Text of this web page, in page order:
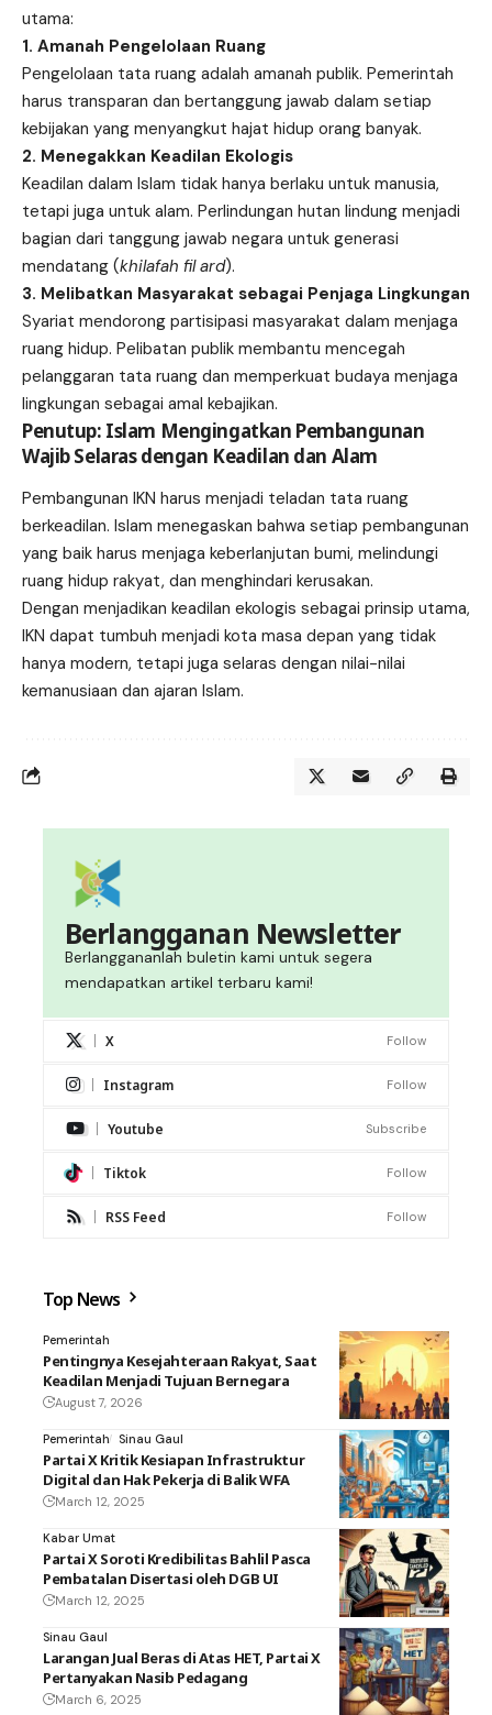
utama:
1. Amanah Pengelolaan Ruang
Pengelolaan tata ruang adalah amanah publik. Pemerintah
harus transparan dan bertanggung jawab dalam setiap
kebijakan yang menyangkut hajat hidup orang banyak.
2. Menegakkan Keadilan Ekologis
Keadilan dalam Islam tidak hanya berlaku untuk manusia,
tetapi juga untuk alam. Perlindungan hutan lindung menjadi
bagian dari tanggung jawab negara untuk generasi
mendatang (khilafah fil ard).
3. Melibatkan Masyarakat sebagai Penjaga Lingkungan
Syariat mendorong partisipasi masyarakat dalam menjaga
ruang hidup. Pelibatan publik membantu mencegah
pelanggaran tata ruang dan memperkuat budaya menjaga
lingkungan sebagai amal kebajikan.
Penutup: Islam Mengingatkan Pembangunan
Wajib Selaras dengan Keadilan dan Alam
Pembangunan IKN harus menjadi teladan tata ruang
berkeadilan. Islam menegaskan bahwa setiap pembangunan
yang baik harus menjaga keberlanjutan bumi, melindungi
ruang hidup rakyat, dan menghindari kerusakan.
Dengan menjadikan keadilan ekologis sebagai prinsip utama,
IKN dapat tumbuh menjadi kota masa depan yang tidak
hanya modern, tetapi juga selaras dengan nilai-nilai
kemanusiaan dan ajaran Islam.
Berlangganan Newsletter
Berlanggananlah buletin kami untuk segera
mendapatkan artikel terbaru kami!
X Follow
Instagram Follow
Youtube Subscribe
Tiktok Follow
RSS Feed Follow
Top News
Pemerintah
Pentingnya Kesejahteraan Rakyat, Saat
Keadilan Menjadi Tujuan Bernegara
August 7, 2026
Pemerintah Sinau Gaul
Partai X Kritik Kesiapan Infrastruktur
Digital dan Hak Pekerja di Balik WFA
March 12, 2025
Kabar Umat
Partai X Soroti Kredibilitas Bahlil Pasca
Pembatalan Disertasi oleh DGB UI
March 12, 2025
Sinau Gaul
Larangan Jual Beras di Atas HET, Partai X
Pertanyakan Nasib Pedagang
March 6, 2025